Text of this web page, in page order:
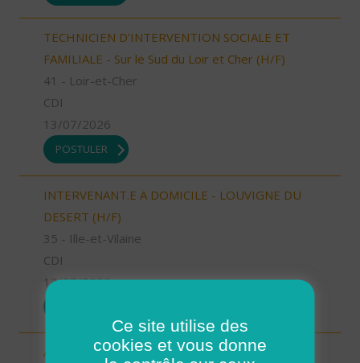
TECHNICIEN D’INTERVENTION SOCIALE ET
FAMILIALE - Sur le Sud du Loir et Cher (H/F)
41 - Loir-et-Cher
CDI
13/07/2026
POSTULER
INTERVENANT.E A DOMICILE - LOUVIGNE DU
DESERT (H/F)
35 - Ille-et-Vilaine
CDI
13/07/2026
Aide à domicile Cléon d'Andran (H/F)
Ce site utilise des
cookies et vous donne